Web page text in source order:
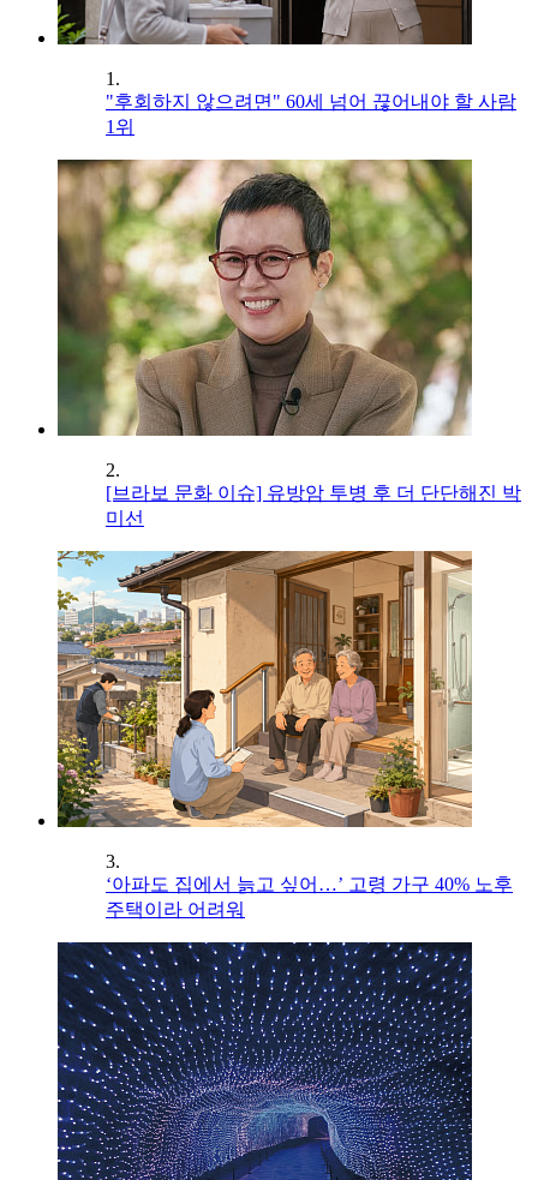
1.
"후회하지 않으려면" 60세 넘어 끊어내야 할 사람
1위
2.
[브라보 문화 이슈] 유방암 투병 후 더 단단해진 박
미선
3.
‘아파도 집에서 늙고 싶어…’ 고령 가구 40% 노후
주택이라 어려워